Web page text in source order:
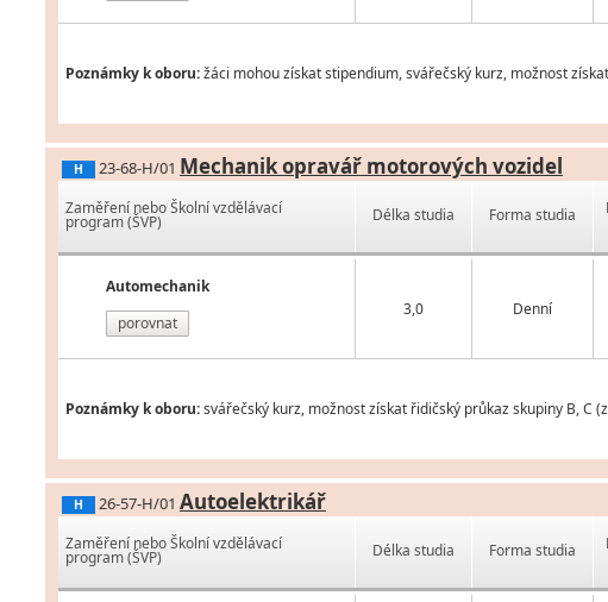
Poznámky k oboru:žáci mohou získat stipendium, svářečský kurz, možnost
H 23-68-H/01 Mechanik opravář motorových vozidel
Zaměření nebo Školní vzdělávací
program (ŠVP)
Automechanik
porovnat
Délka studia Forma studia
3,0 Denní
Poznámky k oboru:svářečský kurz, možnost získat řidičský průkaz skupiny B, C
H 26-57-H/01 Autoelektrikář
Zaměření nebo Školní vzdělávací
program (ŠVP) Délka studia Forma studia